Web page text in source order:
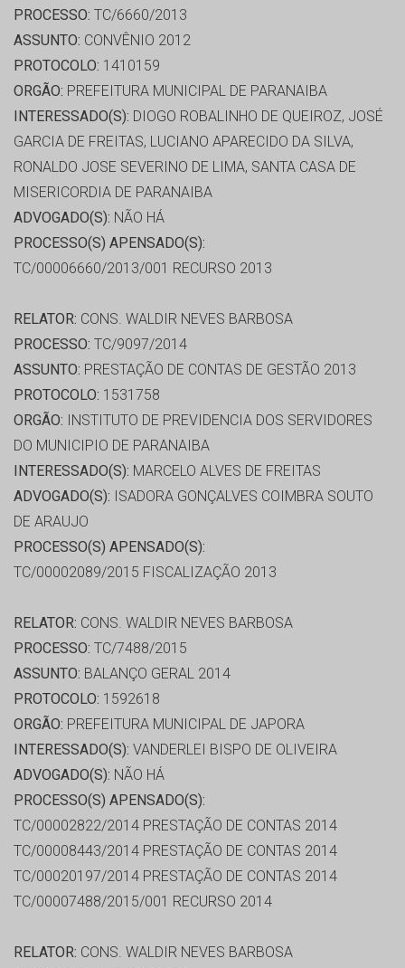
PROCESSO: TC/6660/2013
ASSUNTO: CONVÊNIO 2012
PROTOCOLO: 1410159
ORGÃO: PREFEITURA MUNICIPAL DE PARANAIBA
INTERESSADO(S): DIOGO ROBALINHO DE QUEIROZ, JOSÉ
GARCIA DE FREITAS, LUCIANO APARECIDO DA SILVA,
RONALDO JOSE SEVERINO DE LIMA, SANTA CASA DE
MISERICORDIA DE PARANAIBA
ADVOGADO(S): NÃO HÁ
PROCESSO(S) APENSADO(S):
TC/00006660/2013/001 RECURSO 2013
RELATOR: CONS. WALDIR NEVES BARBOSA
PROCESSO: TC/9097/2014
ASSUNTO: PRESTAÇÃO DE CONTAS DE GESTÃO 2013
PROTOCOLO: 1531758
ORGÃO: INSTITUTO DE PREVIDENCIA DOS SERVIDORES
DO MUNICIPIO DE PARANAIBA
INTERESSADO(S): MARCELO ALVES DE FREITAS
ADVOGADO(S): ISADORA GONÇALVES COIMBRA SOUTO
DE ARAUJO
PROCESSO(S) APENSADO(S):
TC/00002089/2015 FISCALIZAÇÃO 2013
RELATOR: CONS. WALDIR NEVES BARBOSA
PROCESSO: TC/7488/2015
ASSUNTO: BALANÇO GERAL 2014
PROTOCOLO: 1592618
ORGÃO: PREFEITURA MUNICIPAL DE JAPORA
INTERESSADO(S): VANDERLEI BISPO DE OLIVEIRA
ADVOGADO(S): NÃO HÁ
PROCESSO(S) APENSADO(S):
TC/00002822/2014 PRESTAÇÃO DE CONTAS 2014
TC/00008443/2014 PRESTAÇÃO DE CONTAS 2014
TC/00020197/2014 PRESTAÇÃO DE CONTAS 2014
TC/00007488/2015/001 RECURSO 2014
RELATOR: CONS. WALDIR NEVES BARBOSA